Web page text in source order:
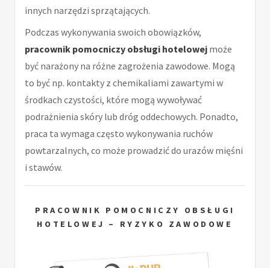
innych narzędzi sprzątających.
Podczas wykonywania swoich obowiązków,
pracownik pomocniczy obsługi hotelowej może
być narażony na różne zagrożenia zawodowe. Mogą
to być np. kontakty z chemikaliami zawartymi w
środkach czystości, które mogą wywoływać
podrażnienia skóry lub dróg oddechowych. Ponadto,
praca ta wymaga często wykonywania ruchów
powtarzalnych, co może prowadzić do urazów mięśni
i stawów.
PRACOWNIK POMOCNICZY OBSŁUGI
HOTELOWEJ – RYZYKO ZAWODOWE